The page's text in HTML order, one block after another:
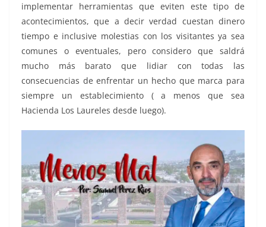
implementar herramientas que eviten este tipo de
acontecimientos, que a decir verdad cuestan dinero
tiempo e inclusive molestias con los visitantes ya sea
comunes o eventuales, pero considero que saldrá
mucho más barato que lidiar con todas las
consecuencias de enfrentar un hecho que marca para
siempre un establecimiento ( a menos que sea
Hacienda Los Laureles desde luego).